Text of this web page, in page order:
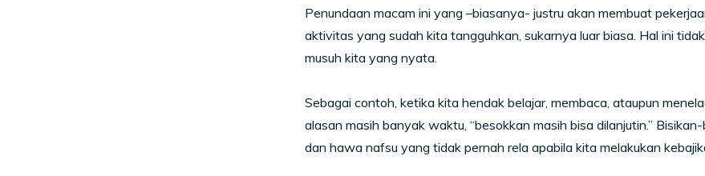
Penundaan macam ini yang –biasanya- justru akan membuat
aktivitas yang sudah kita tangguhkan, sukarnya luar biasa. Hal ini
musuh kita yang nyata.
Sebagai contoh, ketika kita hendak belajar, membaca, ataupun
alasan masih banyak waktu, “besokkan masih bisa dilanjutin.”
dan hawa nafsu yang tidak pernah rela apabila kita melakukan